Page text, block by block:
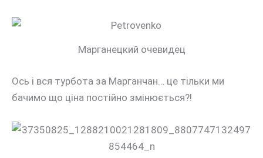
Марганецкий очевидец
Ось і вся турбота за Марганчан… це тільки ми
бачимо що ціна постійно змінюється?!